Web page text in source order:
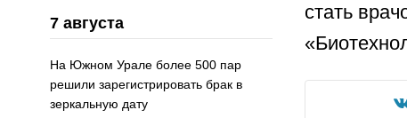
7 августа
На Южном Урале более 500 пар
решили зарегистрировать брак в
зеркальную дату
стать